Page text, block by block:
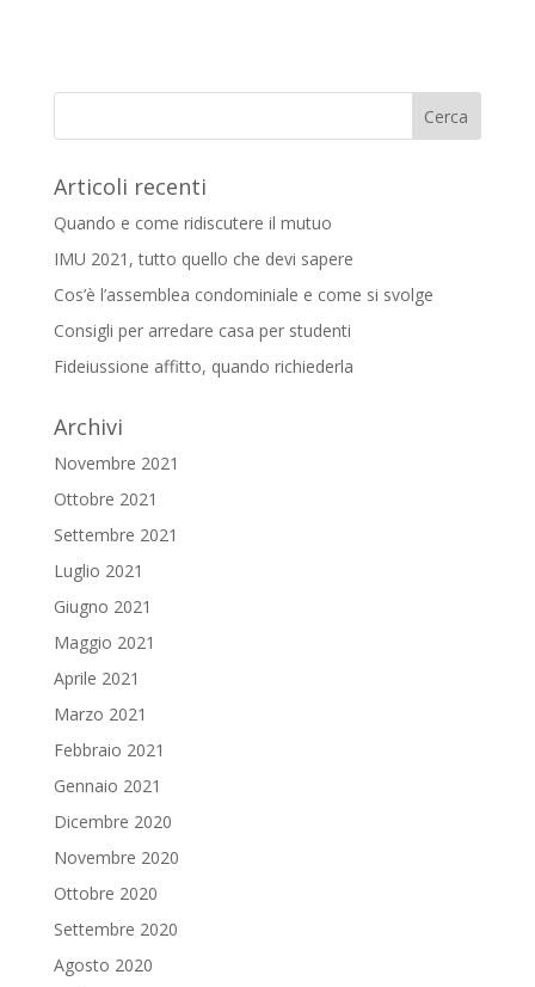
Articoli recenti
Quando e come ridiscutere il mutuo
IMU 2021, tutto quello che devi sapere
Cos’è l’assemblea condominiale e come si svolge
Consigli per arredare casa per studenti
Fideiussione affitto, quando richiederla
Archivi
Novembre 2021
Ottobre 2021
Settembre 2021
Luglio 2021
Giugno 2021
Maggio 2021
Aprile 2021
Marzo 2021
Febbraio 2021
Gennaio 2021
Dicembre 2020
Novembre 2020
Ottobre 2020
Settembre 2020
Agosto 2020